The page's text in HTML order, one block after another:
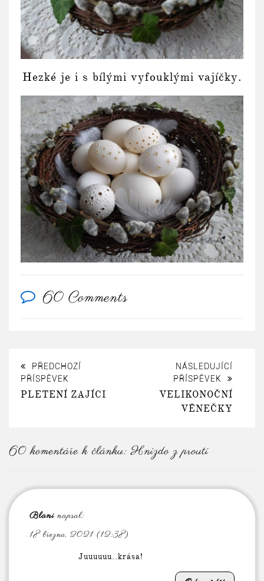
Hezké je i s bílými vyfouklými vajíčky.
60 Comments
PŘEDCHOZÍ
PŘÍSPĚVEK
PLETENÍ ZAJÍCI
NÁSLEDUJÍCÍ
PŘÍSPĚVEK
VELIKONOČNÍ
VĚNEČKY
60 komentáře k článku:Hnízdo z proutí
Blani napsal:
18 března, 2021 (12:38)
Juuuuuu..krása!